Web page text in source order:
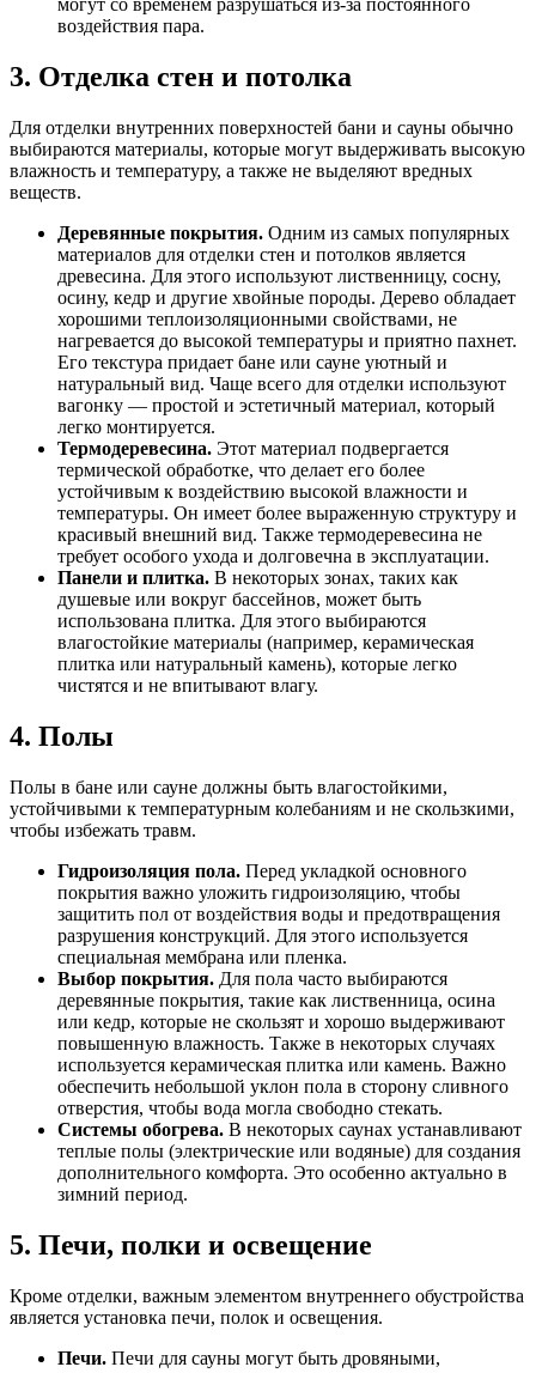
могут со временем разрушаться из-за постоянного
воздействия пара.
3. Отделка стен и потолка
Для отделки внутренних поверхностей бани и сауны обычно
выбираются материалы, которые могут выдерживать высокую
влажность и температуру, а также не выделяют вредных
веществ.
Деревянные покрытия. Одним из самых популярных
материалов для отделки стен и потолков является
древесина. Для этого используют лиственницу, сосну,
осину, кедр и другие хвойные породы. Дерево обладает
хорошими теплоизоляционными свойствами, не
нагревается до высокой температуры и приятно пахнет.
Его текстура придает бане или сауне уютный и
натуральный вид. Чаще всего для отделки используют
вагонку — простой и эстетичный материал, который
легко монтируется.
Термодеревесина. Этот материал подвергается
термической обработке, что делает его более
устойчивым к воздействию высокой влажности и
температуры. Он имеет более выраженную структуру и
красивый внешний вид. Также термодеревесина не
требует особого ухода и долговечна в эксплуатации.
Панели и плитка. В некоторых зонах, таких как
душевые или вокруг бассейнов, может быть
использована плитка. Для этого выбираются
влагостойкие материалы (например, керамическая
плитка или натуральный камень), которые легко
чистятся и не впитывают влагу.
4. Полы
Полы в бане или сауне должны быть влагостойкими,
устойчивыми к температурным колебаниям и не скользкими,
чтобы избежать травм.
Гидроизоляция пола. Перед укладкой основного
покрытия важно уложить гидроизоляцию, чтобы
защитить пол от воздействия воды и предотвращения
разрушения конструкций. Для этого используется
специальная мембрана или пленка.
Выбор покрытия. Для пола часто выбираются
деревянные покрытия, такие как лиственница, осина
или кедр, которые не скользят и хорошо выдерживают
повышенную влажность. Также в некоторых случаях
используется керамическая плитка или камень. Важно
обеспечить небольшой уклон пола в сторону сливного
отверстия, чтобы вода могла свободно стекать.
Системы обогрева. В некоторых саунах устанавливают
теплые полы (электрические или водяные) для создания
дополнительного комфорта. Это особенно актуально в
зимний период.
5. Печи, полки и освещение
Кроме отделки, важным элементом внутреннего обустройства
является установка печи, полок и освещения.
Печи. Печи для сауны могут быть дровяными,